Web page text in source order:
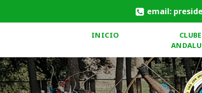
email:
INICIO